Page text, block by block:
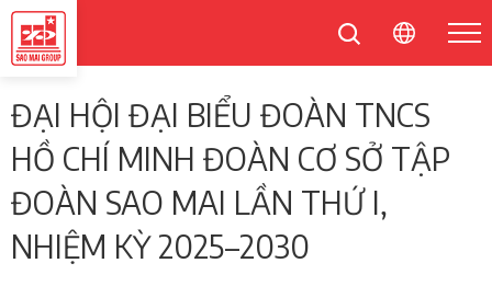
ĐẠI HỘI ĐẠI BIỂU ĐOÀN TNCS
HỒ CHÍ MINH ĐOÀN CƠ SỞ TẬP
ĐOÀN SAO MAI LẦN THỨ I,
NHIỆM KỲ 2025–2030